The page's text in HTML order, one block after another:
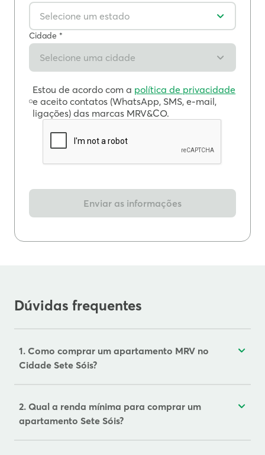
Selecione um estado
Cidade *
Selecione uma cidade
Estou de acordo com a política de privacidade
e aceito contatos (WhatsApp, SMS, e-mail,
ligações) das marcas MRV&CO.
Enviar as informações
Dúvidas frequentes
1. Como comprar um apartamento MRV no
Cidade Sete Sóis?
2. Qual a renda mínima para comprar um
apartamento Sete Sóis?